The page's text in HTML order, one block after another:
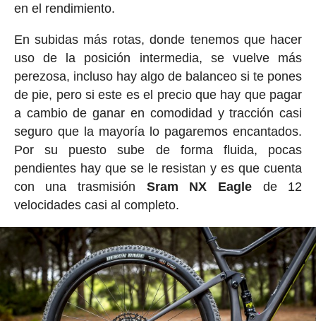
en el rendimiento.
En subidas más rotas, donde tenemos que hacer
uso de la posición intermedia, se vuelve más
perezosa, incluso hay algo de balanceo si te pones
de pie, pero si este es el precio que hay que pagar
a cambio de ganar en comodidad y tracción casi
seguro que la mayoría lo pagaremos encantados.
Por su puesto sube de forma fluida, pocas
pendientes hay que se le resistan y es que cuenta
con una trasmisión Sram NX Eaglede 12
velocidades casi al completo.